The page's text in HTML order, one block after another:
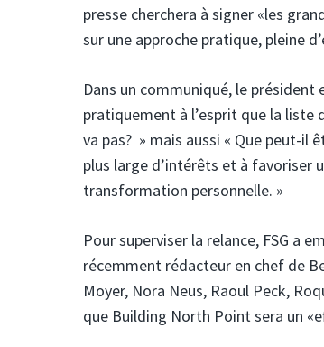
presse cherchera à signer «les
sur une approche pratique, pleine
Dans un communiqué, le
pratiquement à l’esprit que la liste
va pas? » mais aussi « Que peut-il
plus large d’intérêts et à favoriser
transformation personnelle. »
Pour superviser la relance, FSG a
récemment rédacteur en chef de
Moyer, Nora Neus, Raoul Peck,
que Building North Point sera un